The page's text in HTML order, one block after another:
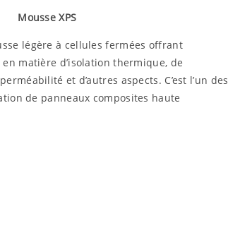
Mousse XPS
légère à cellules fermées offrant
matière d’isolation thermique, de
et d’autres aspects. C’est l’un des
de panneaux composites haute